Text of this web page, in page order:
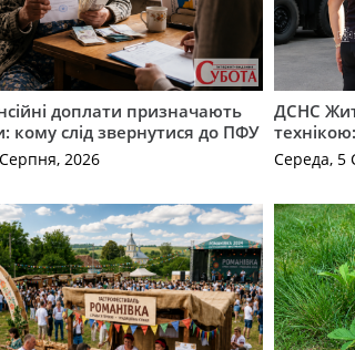
доплати призначають
кому слід звернутися до ПФУ
2026
ДСНС
Середа, 5